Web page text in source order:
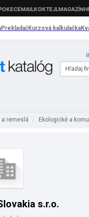
a remeslá / Ekologické a
s.r.o.